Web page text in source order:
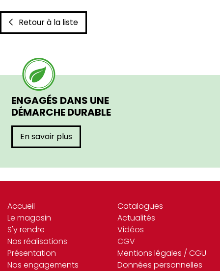
Retour à la liste
ENGAGÉS DANS UNE
DÉMARCHE DURABLE
En savoir plus
Accueil
Le magasin
S'y rendre
Nos réalisations
Présentation
Nos engagements
Catalogues
Actualités
Vidéos
CGV
Mentions légales / CGU
Données personnelles